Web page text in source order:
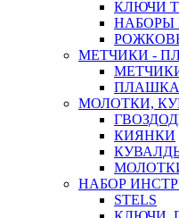
КЛЮЧИ
НАБОРЫ
МЕТЧИКИ -
ПЛАШКА
МОЛОТКИ,
КИЯНКИ
НАБОР
STELS